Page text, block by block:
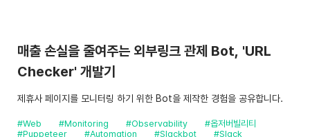
매출 손실을 줄여주는 외부링크 관제 Bot, 'URL
Checker' 개발기
제휴사 페이지를 모니터링 하기 위한 Bot을 제작한 경험을 공유합니다.
#Web #Monitoring #Observability
#옵저버빌리티
#Puppeteer
#Automation #Slackbot
#Slack